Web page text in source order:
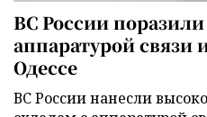
ВС России
аппаратурой связи
Одессе
ВС России нанесли